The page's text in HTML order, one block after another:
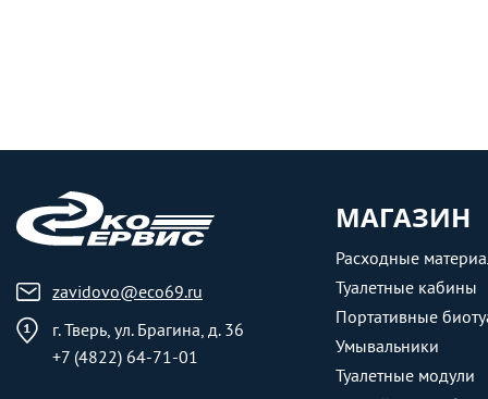
zavidovo@eco69.ru
г. Тверь, ул. Брагина, д. 36
+7 (4822) 64-71-01
МАГАЗИН
Расходные
Туалетные кабины
Портативные
Умывальники
Туалетные модули